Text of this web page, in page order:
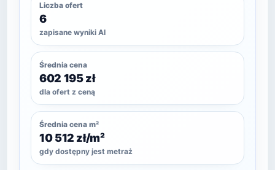
Liczba ofert
6
zapisane wyniki AI
Średnia cena
602 195 zł
dla ofert z ceną
Średnia cena m²
10 512 zł/m²
gdy dostępny jest metraż